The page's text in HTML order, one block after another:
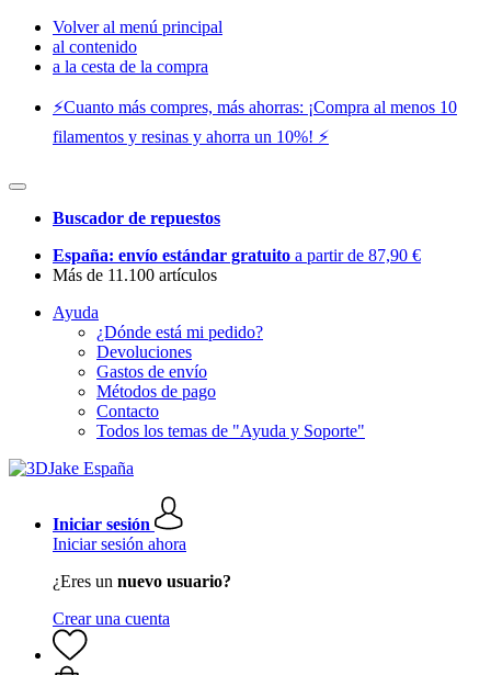
Volver al menú principal
al contenido
a la cesta de la compra
⚡️Cuanto más compres, más ahorras: ¡Compra al menos 10
filamentos y resinas y ahorra un 10%! ⚡️
Buscador de repuestos
España: envío estándar gratuito a partir de 87,90 €
Más de 11.100 artículos
Ayuda
¿Dónde está mi pedido?
Devoluciones
Gastos de envío
Métodos de pago
Contacto
Todos los temas de "Ayuda y Soporte"
Iniciar sesión
Iniciar sesión ahora
¿Eres un nuevo usuario?
Crear una cuenta